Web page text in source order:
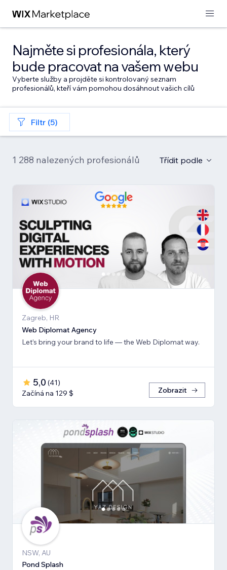
Najměte si profesionála, který
bude pracovat na vašem webu
Vyberte služby a projděte si kontrolovaný seznam
profesionálů, kteří vám pomohou dosáhnout vašich cílů
Filtr (5)
1 288 nalezených profesionálů Třídit podle
Zagreb, HR
Web Diplomat Agency
Let’s bring your brand to life — the Web Diplomat way.
5,0 (41)
Začíná na 129 $
Zobrazit
NSW, AU
Pond Splash